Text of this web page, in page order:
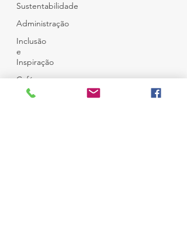
Sustentabilidade
Administração
Inclusão
e
Inspiração
Café e
Amigos